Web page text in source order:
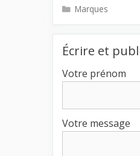
Catégories
Marques
Écrire et
Votre prénom
Votre message